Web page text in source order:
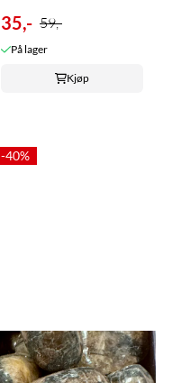
35,- 59,-
På lager
Kjøp
-40%